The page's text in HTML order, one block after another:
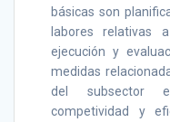
básicas son
labores relativas
ejecución y
medidas
del subsector
competividad y